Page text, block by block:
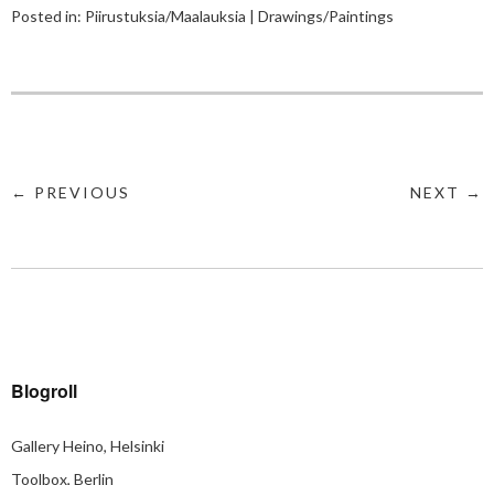
Posted in: Piirustuksia/Maalauksia | Drawings/Paintings
← PREVIOUS NEXT →
Blogroll
Gallery Heino, Helsinki
Toolbox, Berlin